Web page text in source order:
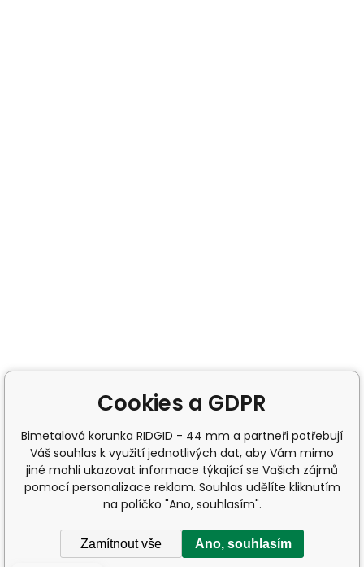
Cookies a GDPR
Bimetalová korunka RIDGID - 44 mm a partneři potřebují
Váš souhlas k využití jednotlivých dat, aby Vám mimo
jiné mohli ukazovat informace týkající se Vašich zájmů
pomocí personalizace reklam. Souhlas udělíte kliknutím
na políčko "Ano, souhlasím".
Zamítnout vše Ano, souhlasím